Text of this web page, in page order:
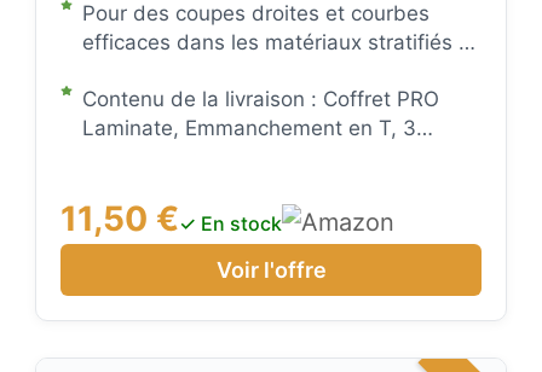
Pour des coupes droites et courbes
efficaces dans les matériaux stratifiés et
Contenu de la livraison : Coffret PRO
Laminate, Emmanchement en T, 3
11,50 €✓ En stock
Voir l'offre